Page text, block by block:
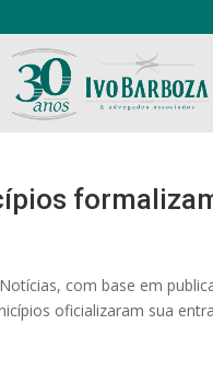
com base em
oficializaram sua